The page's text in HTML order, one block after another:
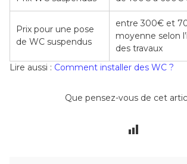
Prix pour une pose
de WC suspendus
entre 300€ et
moyenne selon
des travaux
Lire aussi : Comment installer des WC ?
Que pensez-vous de cet